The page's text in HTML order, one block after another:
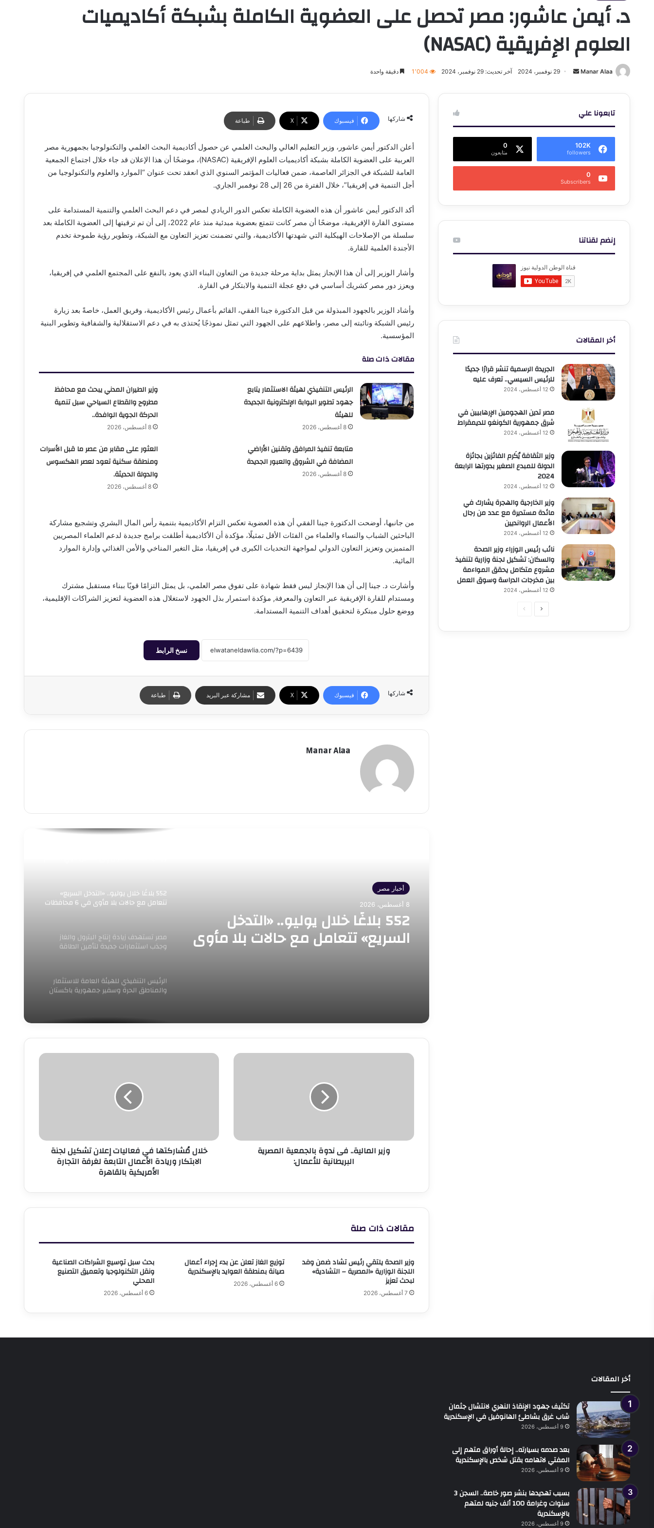
د. أيمن عاشور: مصر تحصل على العضوية الكاملة بشبكة أكاديميات
العلوم الإفريقية (NASAC)
Manar Alaa
أرسل
إلكترونيا
29 نوفمبر، 2024 آخر تحديث: 29 نوفمبر، 2024 1٬004 دقيقة واحدة
شاركها فيسبوك ‫X طباعة
أعلن الدكتور أيمن عاشور، وزير التعليم العالي والبحث العلمي عن حصول أكاديمية البحث العلمي والتكنولوجيا بجمهورية مصر
العربية على العضوية الكاملة بشبكة أكاديميات العلوم الإفريقية (NASAC)، موضحًا أن هذا الإعلان قد جاء خلال اجتماع الجمعية
العامة للشبكة في الجزائر العاصمة، ضمن فعاليات المؤتمر السنوي الذي انعقد تحت عنوان “الموارد والعلوم والتكنولوجيا من
أجل التنمية في إفريقيا”، خلال الفترة من 26 إلى 28 نوفمبر الجاري.
أكد الدكتور أيمن عاشور أن هذه العضوية الكاملة تعكس الدور الريادي لمصر في دعم البحث العلمي والتنمية المستدامة على
مستوى القارة الإفريقية، موضحًا أن مصر كانت تتمتع بعضوية مبدئية منذ عام 2022، إلى أن تم ترقيتها إلى العضوية الكاملة بعد
سلسلة من الإصلاحات الهيكلية التي شهدتها الأكاديمية، والتي تضمنت تعزيز التعاون مع الشبكة، وتطوير رؤية طموحة تخدم
الأجندة العلمية للقارة.
وأشار الوزير إلى أن هذا الإنجاز يمثل بداية مرحلة جديدة من التعاون البناء الذي يعود بالنفع على المجتمع العلمي في إفريقيا،
ويعزز دور مصر كشريك أساسي في دفع عجلة التنمية والابتكار في القارة.
وأشاد الوزير بالجهود المبذولة من قبل الدكتورة جينا الفقي، القائم بأعمال رئيس الأكاديمية، وفريق العمل، خاصةً بعد زيارة
رئيس الشبكة ونائبته إلى مصر، واطلاعهم على الجهود التي تمثل نموذجًا يُحتذى به في دعم الاستقلالية والشفافية وتطوير البنية
المؤسسية.
مقالات ذات صلة
الرئيس التنفيذي لهيئة الاستثمار يتابع
جهود تطوير البوابة الإلكترونية الجديدة
للهيئة
8 أغسطس، 2026
وزير الطيران المدني يبحث مع محافظ
مطروح والقطاع السياحي سبل تنمية
الحركة الجوية الوافدة..
8 أغسطس، 2026
متابعة تنفيذ المرافق وتقنين الأراضي
المضافة في الشروق والعبور الجديدة
8 أغسطس، 2026
العثور على مقابر من عصر ما قبل الأسرات
ومنطقة سكنية تعود لعصر الهكسوس
والدولة الحديثة.
8 أغسطس، 2026
من جانبها، أوضحت الدكتورة جينا الفقي أن هذه العضوية تعكس التزام الأكاديمية بتنمية رأس المال البشري وتشجيع مشاركة
الباحثين الشباب والنساء والعلماء من الفئات الأقل تمثيلًا، مؤكدة أن الأكاديمية أطلقت برامج جديدة لدعم العلماء المصريين
المتميزين وتعزيز التعاون الدولي لمواجهة التحديات الكبرى في إفريقيا، مثل التغير المناخي والأمن الغذائي وإدارة الموارد
المائية.
وأشارت د. جينا إلى أن هذا الإنجاز ليس فقط شهادة على تفوق مصر العلمي، بل يمثل التزامًا قويًا ببناء مستقبل مشترك
ومستدام للقارة الإفريقية عبر التعاون والمعرفة, مؤكدة استمرار بذل الجهود لاستغلال هذه العضوية لتعزيز الشراكات الإقليمية،
ووضع حلول مبتكرة لتحقيق أهداف التنمية المستدامة.
نسخ الرابط
شاركها فيسبوك ‫X مشاركة عبر البريد طباعة
Manar Alaa
أخبار مصر
8 أغسطس، 2026
552 بلاغًا خلال يوليو.. «التدخل
السريع» تتعامل مع حالات بلا مأوى
أخبار مصر
8 أغسطس، 2026
552 بلاغًا خلال يوليو.. «التدخل السريع»
تتعامل مع حالات بلا مأوى في 6 محافظات
مصر تستهدف زيادة إنتاج البترول والغاز
وجذب استثمارات جديدة لتأمين الطاقة
الرئيس التنفيذي للهيئة العامة للاستثمار
والمناطق الحرة وسفير جمهورية باكستان
وزير
وزير المالية.. فى ندوة بالجمعية المصرية
البريطانية للأعمال:
خلال
وريادة
الأعمالخلال مُشاركتها في فعاليات إعلان تشكيل لجنة
الابتكار وريادة الأعمال التابعة لغرفة التجارة
الأمريكية بالقاهرة
مقالات ذات صلة
وزير الصحة يلتقي رئيس تشاد ضمن وفد
اللجنة الوزارية «المصرية – التشادية»
لبحث تعزيز
7 أغسطس، 2026
توزيع الغاز تعلن عن بدء إجراء أعمال
صيانة بمنطقة العوايد بالإسكندرية
6 أغسطس، 2026
بحث سبل توسيع الشراكات الصناعية
ونقل التكنولوجيا وتعميق التصنيع
المحلي
6 أغسطس، 2026
تابعونا علي
102K
followers
0
متابعون
0
Subscribers
إنضم لقناتنا
أخر المقالات
الجريدة الرسمية تنشر قرارًا جديدًا
للرئيس السيسي.. تعرف عليه
12 أغسطس، 2024
مصر تدين الهجومين الإرهابيين في
شرق جمهورية الكونغو للديمقراط
12 أغسطس، 2024
وزير الثقافة يُكَرم الفائزين بجائزة
الدولة للمبدع الصغير بدورتها الرابعة
2024
12 أغسطس، 2024
وزير الخارجية والهجرة يشارك في
مائدة مستديرة مع عدد من رجال
الأعمال الروانديين
12 أغسطس، 2024
نائب رئيس الوزراء وزير الصحة
والسكان: تشكيل لجنة وزارية لتنفيذ
مشروع متكامل يحقق المواءمة
بين مخرجات الدراسة وسوق العمل
12 أغسطس، 2024
الصفحةالصفحة
أخر المقالات
تكثيف جهود الإنقاذ النهري لانتشال جثمان
شاب غرق بشاطئ الهانوفيل في الإسكندرية
9 أغسطس، 2026
بعد صدمه بسيارته.. إحالة أوراق متهم إلى
المفتي لاتهامه بقتل شخص بالإسكندرية
9 أغسطس، 2026
بسبب تهديدها بنشر صور خاصة.. السجن 3
سنوات وغرامة 100 ألف جنيه لمتهم
بالإسكندرية
9 أغسطس، 2026